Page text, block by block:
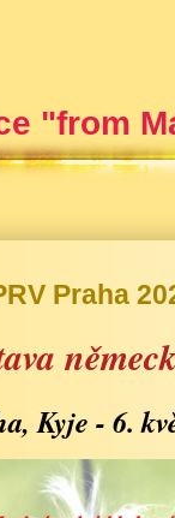
"from
Praha
Kyje - 6.